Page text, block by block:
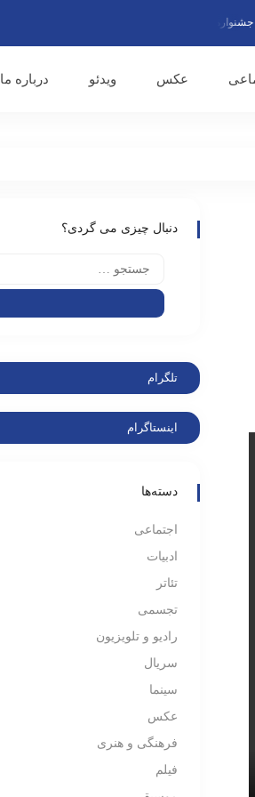
فجر به‌زودی اعلام می‌شود
عکس ویدئو درباره ما
دنبال چیزی می گردی؟
تلگرام
اینستاگرام
دسته‌ها
اجتماعی
ادبیات
تئاتر
تجسمی
رادیو و تلویزیون
سریال
سینما
عکس
فرهنگی و هنری
فیلم